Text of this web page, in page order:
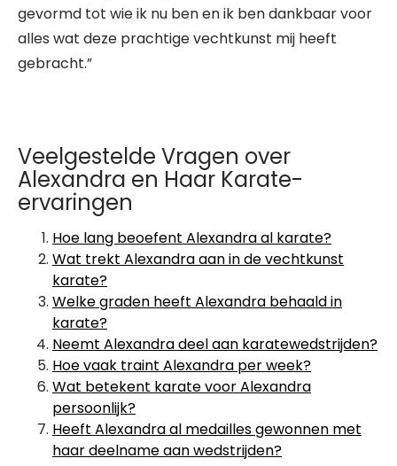
gevormd tot wie ik nu ben en ik ben dankbaar voor
alles wat deze prachtige vechtkunst mij heeft
gebracht.”
Veelgestelde Vragen over
Alexandra en Haar Karate-
ervaringen
Hoe lang beoefent Alexandra al karate?
Wat trekt Alexandra aan in de vechtkunst
karate?
Welke graden heeft Alexandra behaald in
karate?
Neemt Alexandra deel aan karatewedstrijden?
Hoe vaak traint Alexandra per week?
Wat betekent karate voor Alexandra
persoonlijk?
Heeft Alexandra al medailles gewonnen met
haar deelname aan wedstrijden?